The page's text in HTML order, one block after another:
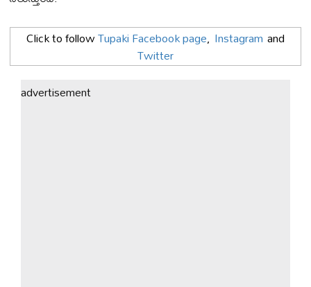
Click to followTupaki Facebook page, Instagram and
Twitter
advertisement